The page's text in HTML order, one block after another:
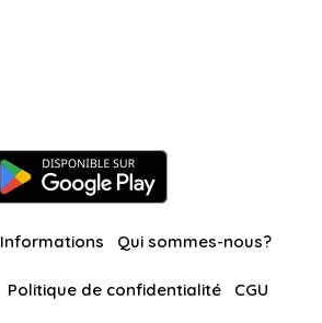
Informations Qui sommes-nous?
Politique de confidentialité CGU